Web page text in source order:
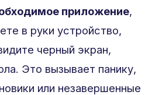
приложение,
в руки устройство,
черный экран,
Это вызывает панику,
или незавершенные